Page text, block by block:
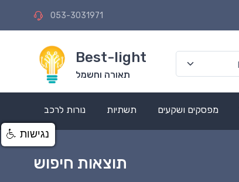
053-3031971
Best-light
תאורה וחשמל
מפסקים ושקעים תשתיות נורות לרכב
תוצאות חיפוש
נגישות